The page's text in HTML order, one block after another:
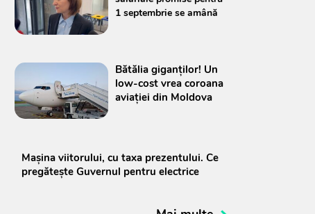
1 septembrie se amână
Bătălia giganților! Un
low-cost vrea coroana
aviației din Moldova
Mașina viitorului, cu taxa prezentului. Ce
pregătește Guvernul pentru electrice